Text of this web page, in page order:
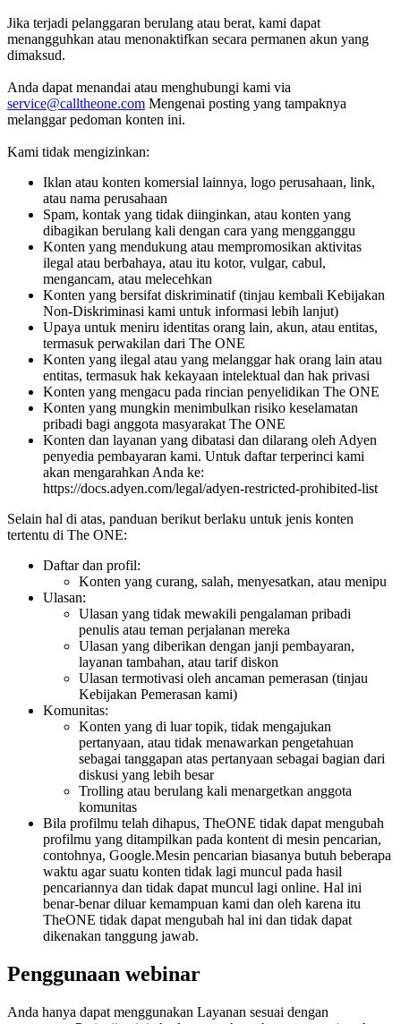
Jika terjadi pelanggaran berulang atau berat, kami dapat
menangguhkan atau menonaktifkan secara permanen akun yang
dimaksud.
Anda dapat menandai atau menghubungi kami via
service@calltheone.com Mengenai posting yang tampaknya
melanggar pedoman konten ini.
Kami tidak mengizinkan:
Iklan atau konten komersial lainnya, logo perusahaan, link,
atau nama perusahaan
Spam, kontak yang tidak diinginkan, atau konten yang
dibagikan berulang kali dengan cara yang mengganggu
Konten yang mendukung atau mempromosikan aktivitas
ilegal atau berbahaya, atau itu kotor, vulgar, cabul,
mengancam, atau melecehkan
Konten yang bersifat diskriminatif (tinjau kembali Kebijakan
Non-Diskriminasi kami untuk informasi lebih lanjut)
Upaya untuk meniru identitas orang lain, akun, atau entitas,
termasuk perwakilan dari The ONE
Konten yang ilegal atau yang melanggar hak orang lain atau
entitas, termasuk hak kekayaan intelektual dan hak privasi
Konten yang mengacu pada rincian penyelidikan The ONE
Konten yang mungkin menimbulkan risiko keselamatan
pribadi bagi anggota masyarakat The ONE
Konten dan layanan yang dibatasi dan dilarang oleh Adyen
penyedia pembayaran kami. Untuk daftar terperinci kami
akan mengarahkan Anda ke:
https://docs.adyen.com/legal/adyen-restricted-prohibited-list
Selain hal di atas, panduan berikut berlaku untuk jenis konten
tertentu di The ONE:
Daftar dan profil:
Konten yang curang, salah, menyesatkan, atau menipu
Ulasan:
Ulasan yang tidak mewakili pengalaman pribadi
penulis atau teman perjalanan mereka
Ulasan yang diberikan dengan janji pembayaran,
layanan tambahan, atau tarif diskon
Ulasan termotivasi oleh ancaman pemerasan (tinjau
Kebijakan Pemerasan kami)
Komunitas:
Konten yang di luar topik, tidak mengajukan
pertanyaan, atau tidak menawarkan pengetahuan
sebagai tanggapan atas pertanyaan sebagai bagian dari
diskusi yang lebih besar
Trolling atau berulang kali menargetkan anggota
komunitas
Bila profilmu telah dihapus, TheONE tidak dapat mengubah
profilmu yang ditampilkan pada kontent di mesin pencarian,
contohnya, Google.Mesin pencarian biasanya butuh beberapa
waktu agar suatu konten tidak lagi muncul pada hasil
pencariannya dan tidak dapat muncul lagi online. Hal ini
benar-benar diluar kemampuan kami dan oleh karena itu
TheONE tidak dapat mengubah hal ini dan tidak dapat
dikenakan tanggung jawab.
Penggunaan webinar
Anda hanya dapat menggunakan Layanan sesuai dengan